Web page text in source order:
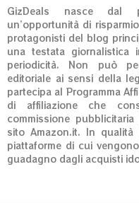
GizDeals nasce dal
un’opportunità di
protagonisti del blog
una testata giornalistica
periodicità. Non può
editoriale ai sensi della
partecipa al Programma
di affiliazione che
commissione
sito Amazon.it. In
piattaforme di cui
guadagno dagli acquisti